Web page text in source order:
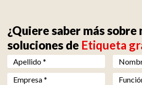
¿Quiere saber más sobre
soluciones de Etiqueta
Nom **
Société **